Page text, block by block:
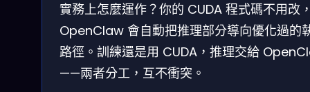
實務上怎麼運作？你的 CUDA 程式碼不用改
OpenClaw 會自動把推理部分導向優化過的
路徑。訓練還是用 CUDA，推理交給
——兩者分工，互不衝突。